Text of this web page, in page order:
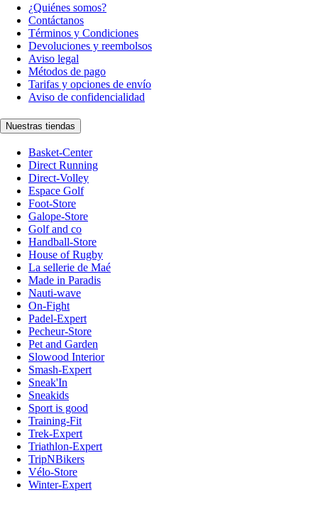
¿Quiénes somos?
Contáctanos
Términos y Condiciones
Devoluciones y reembolsos
Aviso legal
Métodos de pago
Tarifas y opciones de envío
Aviso de confidencialidad
Nuestras tiendas
Basket-Center
Direct Running
Direct-Volley
Espace Golf
Foot-Store
Galope-Store
Golf and co
Handball-Store
House of Rugby
La sellerie de Maé
Made in Paradis
Nauti-wave
On-Fight
Padel-Expert
Pecheur-Store
Pet and Garden
Slowood Interior
Smash-Expert
Sneak'In
Sneakids
Sport is good
Training-Fit
Trek-Expert
Triathlon-Expert
TripNBikers
Vélo-Store
Winter-Expert